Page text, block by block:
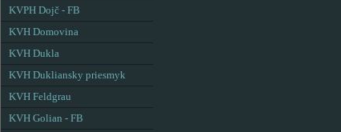
KVPH Dojč - FB
KVH Domovina
KVH Dukla
KVH Dukliansky priesmyk
KVH Feldgrau
KVH Golian - FB